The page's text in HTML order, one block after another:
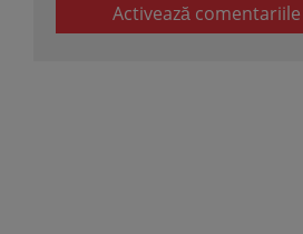
Activează comentariile